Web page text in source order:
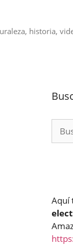
historia,
Aquí